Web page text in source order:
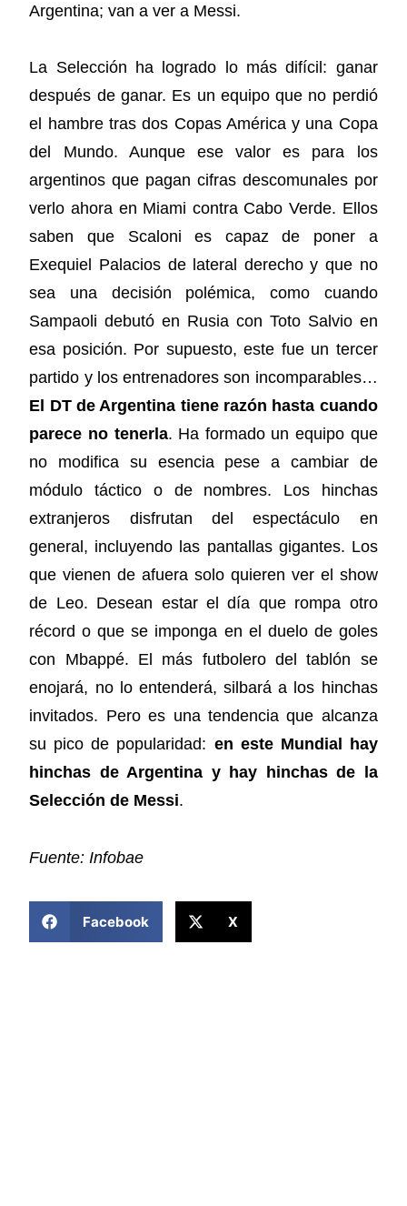
Argentina; van a ver a Messi.
La Selección ha logrado lo más difícil: ganar
después de ganar. Es un equipo que no perdió
el hambre tras dos Copas América y una Copa
del Mundo. Aunque ese valor es para los
argentinos que pagan cifras descomunales por
verlo ahora en Miami contra Cabo Verde. Ellos
saben que Scaloni es capaz de poner a
Exequiel Palacios de lateral derecho y que no
sea una decisión polémica, como cuando
Sampaoli debutó en Rusia con Toto Salvio en
esa posición. Por supuesto, este fue un tercer
partido y los entrenadores son incomparables…
El DT de Argentina tiene razón hasta cuando
parece no tenerla. Ha formado un equipo que
no modifica su esencia pese a cambiar de
módulo táctico o de nombres. Los hinchas
extranjeros disfrutan del espectáculo en
general, incluyendo las pantallas gigantes. Los
que vienen de afuera solo quieren ver el show
de Leo. Desean estar el día que rompa otro
récord o que se imponga en el duelo de goles
con Mbappé. El más futbolero del tablón se
enojará, no lo entenderá, silbará a los hinchas
invitados. Pero es una tendencia que alcanza
su pico de popularidad: en este Mundial hay
hinchas de Argentina y hay hinchas de la
Selección de Messi.
Fuente: Infobae
Facebook X